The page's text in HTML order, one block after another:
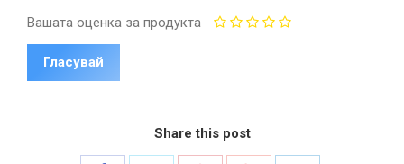
Вашата оценка за продукта
Share this post